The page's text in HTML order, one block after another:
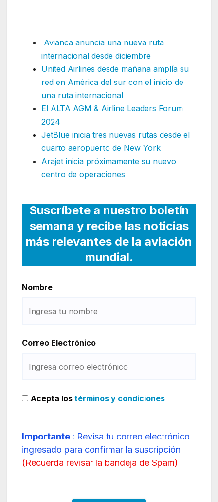
Avianca anuncia una nueva ruta
internacional desde diciembre
United Airlines desde mañana amplía su
red en América del sur con el inicio de
una ruta internacional
El ALTA AGM & Airline Leaders Forum
2024
JetBlue inicia tres nuevas rutas desde el
cuarto aeropuerto de New York
Arajet inicia próximamente su nuevo
centro de operaciones
Suscríbete a nuestro boletín
semana y recibe las noticias
más relevantes de la aviación
mundial.
Nombre
Correo Electrónico
Acepta los términos y condiciones
Importante : Revisa tu correo electrónico
ingresado para confirmar la suscripción
(Recuerda revisar la bandeja de Spam)